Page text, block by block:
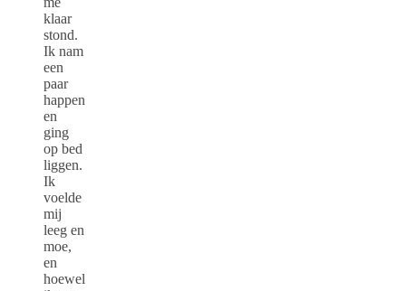
klaar
stond.
Ik nam
een
paar
happen
en
ging
op bed
liggen.
Ik
voelde
mij
leeg en
moe,
en
hoewel